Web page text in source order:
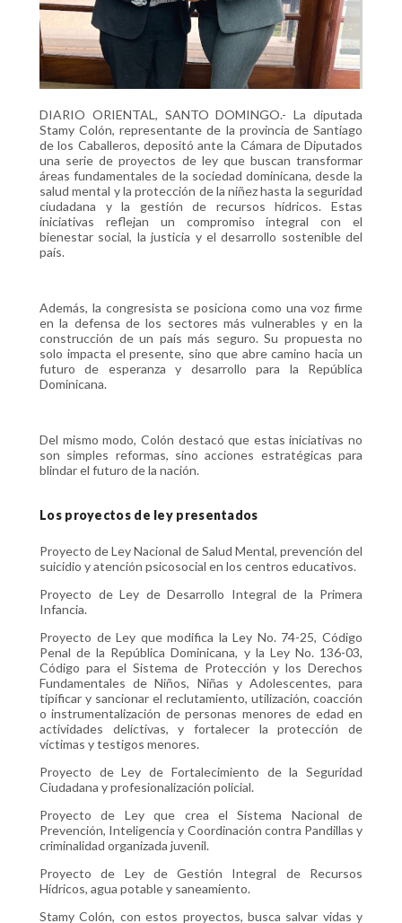
DIARIO ORIENTAL, SANTO DOMINGO.- La diputada
Stamy Colón, representante de la provincia de Santiago
de los Caballeros, depositó ante la Cámara de Diputados
una serie de proyectos de ley que buscan transformar
áreas fundamentales de la sociedad dominicana, desde la
salud mental y la protección de la niñez hasta la seguridad
ciudadana y la gestión de recursos hídricos. Estas
iniciativas reflejan un compromiso integral con el
bienestar social, la justicia y el desarrollo sostenible del
país.
Además, la congresista se posiciona como una voz firme
en la defensa de los sectores más vulnerables y en la
construcción de un país más seguro. Su propuesta no
solo impacta el presente, sino que abre camino hacia un
futuro de esperanza y desarrollo para la República
Dominicana.
Del mismo modo, Colón destacó que estas iniciativas no
son simples reformas, sino acciones estratégicas para
blindar el futuro de la nación.
Los proyectos de ley presentados
Proyecto de Ley Nacional de Salud Mental, prevención del
suicidio y atención psicosocial en los centros educativos.
Proyecto de Ley de Desarrollo Integral de la Primera
Infancia.
Proyecto de Ley que modifica la Ley No. 74-25, Código
Penal de la República Dominicana, y la Ley No. 136-03,
Código para el Sistema de Protección y los Derechos
Fundamentales de Niños, Niñas y Adolescentes, para
tipificar y sancionar el reclutamiento, utilización, coacción
o instrumentalización de personas menores de edad en
actividades delictivas, y fortalecer la protección de
víctimas y testigos menores.
Proyecto de Ley de Fortalecimiento de la Seguridad
Ciudadana y profesionalización policial.
Proyecto de Ley que crea el Sistema Nacional de
Prevención, Inteligencia y Coordinación contra Pandillas y
criminalidad organizada juvenil.
Proyecto de Ley de Gestión Integral de Recursos
Hídricos, agua potable y saneamiento.
Stamy Colón, con estos proyectos, busca salvar vidas y